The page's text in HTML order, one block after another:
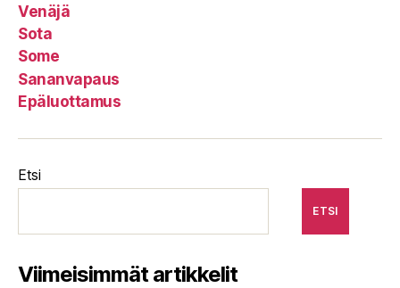
Venäjä
Sota
Some
Sananvapaus
Epäluottamus
Etsi
ETSI
Viimeisimmät artikkelit